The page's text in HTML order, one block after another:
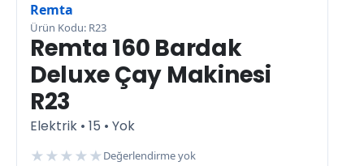
Remta
Ürün Kodu: R23
Remta 160 Bardak
Deluxe Çay Makinesi
R23
Elektrik • 15 • Yok
★ ★ ★ ★ ★ Değerlendirme yok